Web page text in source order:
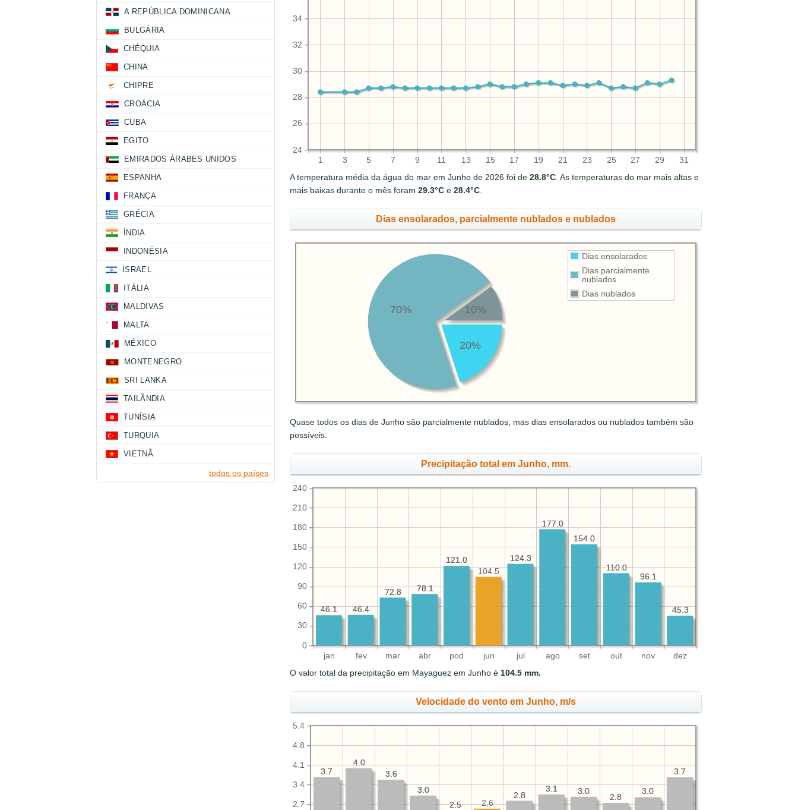
1 3 5 7 9 11 13 15 17 19 21 23 25 27 29 31
24
26
28
30
32
34
A temperatura média da água do mar em Junho de 2026 foi de28.8°C . As temperaturas do mar mais altas e
mais baixas durante o mês foram29.3°C e28.4°C
Dias ensolarados, parcialmente nublados e nublados
Dias ensolarados
Dias parcialmente
nublados
Dias nublados
20%
70% 10%
Quase todos os dias de Junho são parcialmente nublados, mas dias ensolarados ou nublados também são
possíveis.
Precipitação total em Junho, mm.
jan fev mar abr pod jun jul ago set out nov dez
0
30
60
90
120
150
180
210
240
45.3
96.1
110.0
154.0
177.0
124.3
121.0
78.1
72.8
46.4
46.1 45.3
96.1
110.0
154.0
177.0
124.3
104.5
121.0
78.1
72.8
46.4
46.1
O valor total da precipitação em Mayaguez em Junho é 104.5 mm.
Velocidade do vento em Junho, m/s
2.7
3.4
4.1
4.8
5.4
3.7
3.0
2.8
3.0
3.1
2.8
2.5
3.0
3.6
4.0
3.7
3.7
3.0
2.8
3.0
3.1
2.8
2.6
2.5
3.0
3.6
4.0
3.7
A REPÚBLICA DOMINICANA
BULGÁRIA
CHÉQUIA
CHINA
CHIPRE
CROÁCIA
CUBA
EGITO
EMIRADOS ÁRABES UNIDOS
ESPANHA
FRANÇA
GRÉCIA
ÍNDIA
INDONÉSIA
ISRAEL
ITÁLIA
MALDIVAS
MALTA
MÉXICO
MONTENEGRO
SRI LANKA
TAILÂNDIA
TUNÍSIA
TURQUIA
VIETNÃ
todos os países